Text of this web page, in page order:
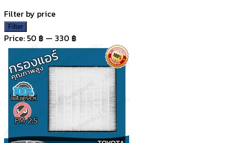
Filter by price
Min
price
Max
price
Filter
Price: 50 ฿ — 330 ฿